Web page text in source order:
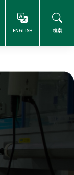
ENGLISH 検索